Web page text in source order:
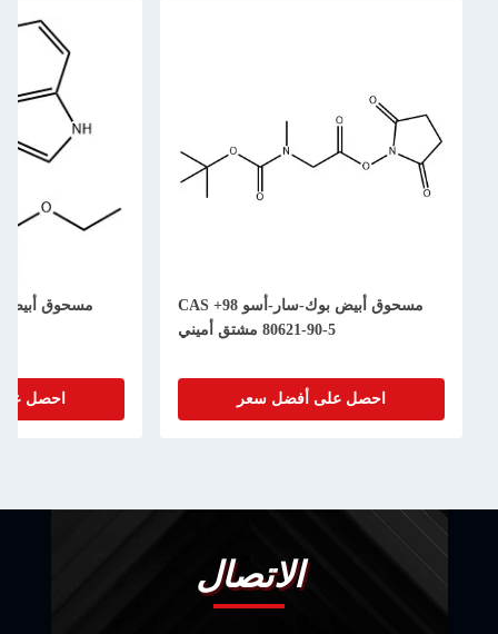
مسحوق أبيض بوك-سار-أسو 98+ CAS
80621-90-5 مشتق أميني
احصل على أفضل سعر احصل
الاتصال